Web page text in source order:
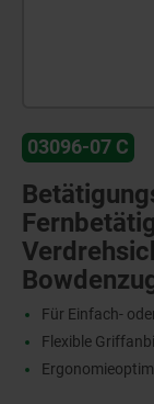
03096-07 C
Für Einfach-
Flexible